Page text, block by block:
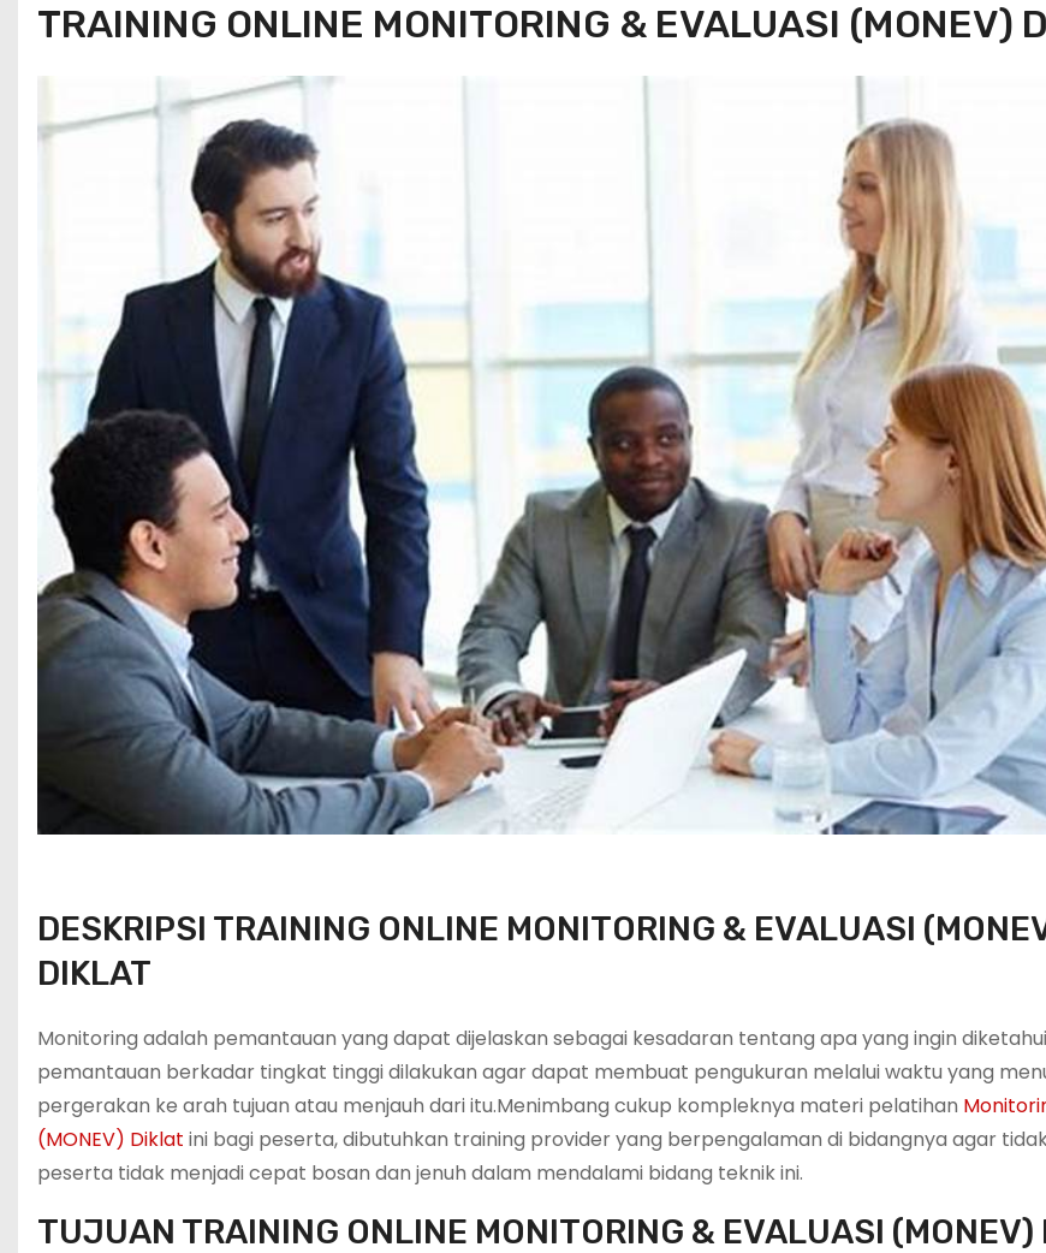
TRAINING ONLINE MONITORING & EVALUASI (MONEV)
DESKRIPSI TRAINING ONLINE MONITORING & EVALUASI
DIKLAT
Monitoring adalah pemantauan yang dapat dijelaskan sebagai kesadaran tentang apa yang ingin
pemantauan berkadar tingkat tinggi dilakukan agar dapat membuat pengukuran melalui waktu yang
pergerakan ke arah tujuan atau menjauh dari itu.Menimbang cukup kompleknya materi pelatihan
(MONEV) Diklat ini bagi peserta, dibutuhkan training provider yang berpengalaman di bidangnya agar
peserta tidak menjadi cepat bosan dan jenuh dalam mendalami bidang teknik ini.
TUJUAN TRAINING ONLINE MONITORING & EVALUASI (MONEV)